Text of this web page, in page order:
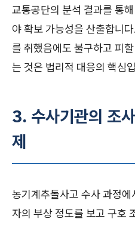
교통공단의 분석 결과를 통
야 확보 가능성을 산출합니
를 취했음에도 불구하고 피
는 것은 법리적 대응의 핵심
3. 수사기관의 조
제
농기계추돌사고 수사 과정
자의 부상 정도를 보고 구호